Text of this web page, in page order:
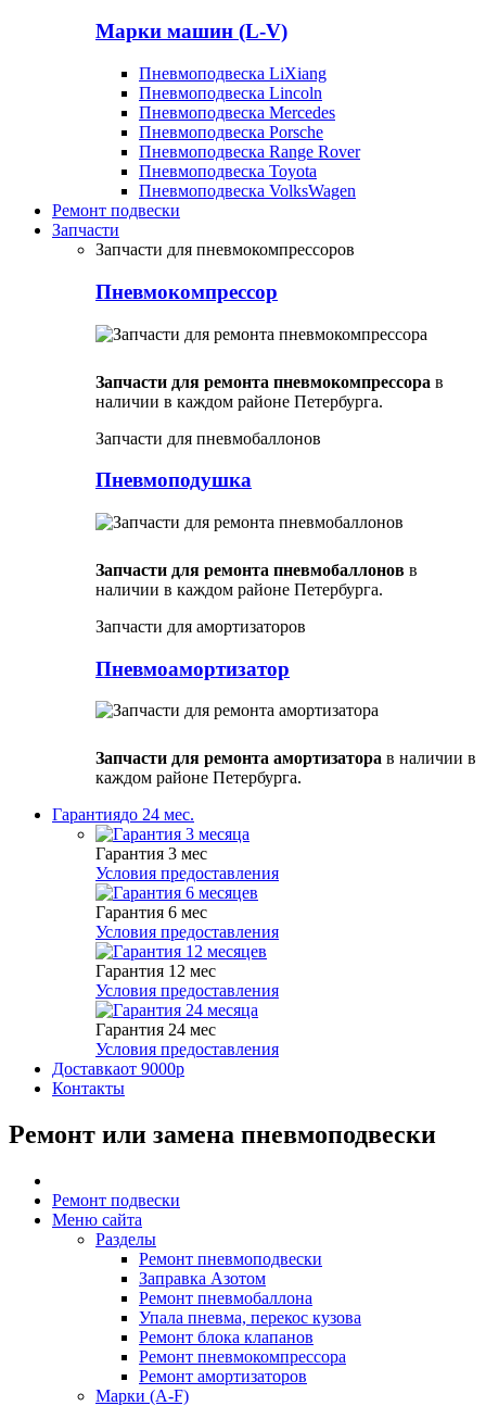
Марки машин (L-V)
Пневмоподвеска LiXiang
Пневмоподвеска Lincoln
Пневмоподвеска Mercedes
Пневмоподвеска Porsche
Пневмоподвеска Range Rover
Пневмоподвеска Toyota
Пневмоподвеска VolksWagen
Ремонт подвески
Запчасти
Запчасти для пневмокомпрессоров
Пневмокомпрессор
Запчасти для ремонта пневмокомпрессора в
наличии в каждом районе Петербурга.
Запчасти для пневмобаллонов
Пневмоподушка
Запчасти для ремонта пневмобаллонов в
наличии в каждом районе Петербурга.
Запчасти для амортизаторов
Пневмоамортизатор
Запчасти для ремонта амортизатора в наличии в
каждом районе Петербурга.
Гарантиядо 24 мес.
Гарантия 3 мес
Условия предоставления
Гарантия 6 мес
Условия предоставления
Гарантия 12 мес
Условия предоставления
Гарантия 24 мес
Условия предоставления
Доставкаот 9000р
Контакты
Ремонт или замена пневмоподвески
Ремонт подвески
Меню сайта
Разделы
Ремонт пневмоподвески
Заправка Азотом
Ремонт пневмобаллона
Упала пневма, перекос кузова
Ремонт блока клапанов
Ремонт пневмокомпрессора
Ремонт амортизаторов
Марки (A-F)